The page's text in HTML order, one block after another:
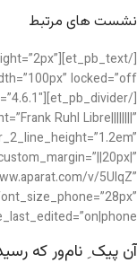
نشست های مرتبط
Ruhl Libre||||||||”
v/5UIqZ”
آن پیک ِ نام‌ور که